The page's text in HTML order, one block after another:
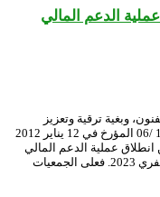
الدعم المالي
وبغية ترقية وتعزيز
النشاط الثقافي الجمعوي، وعملاً بأحكام القانون 12 /06 المؤرخ في 12 يناير 2012
انطلاق عملية الدعم المالي
لسنة 2023 ابتداء من يوم 26 جانفي إلى غاية 25 فيفري 2023. فعلى الجمعيات